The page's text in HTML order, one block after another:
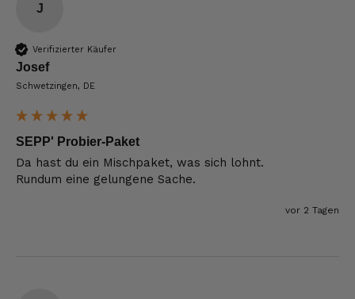
J
Verifizierter Käufer
Josef
Schwetzingen, DE
SEPP' Probier-Paket
Da hast du ein Mischpaket, was sich lohnt.
Rundum eine gelungene Sache.
vor 2 Tagen